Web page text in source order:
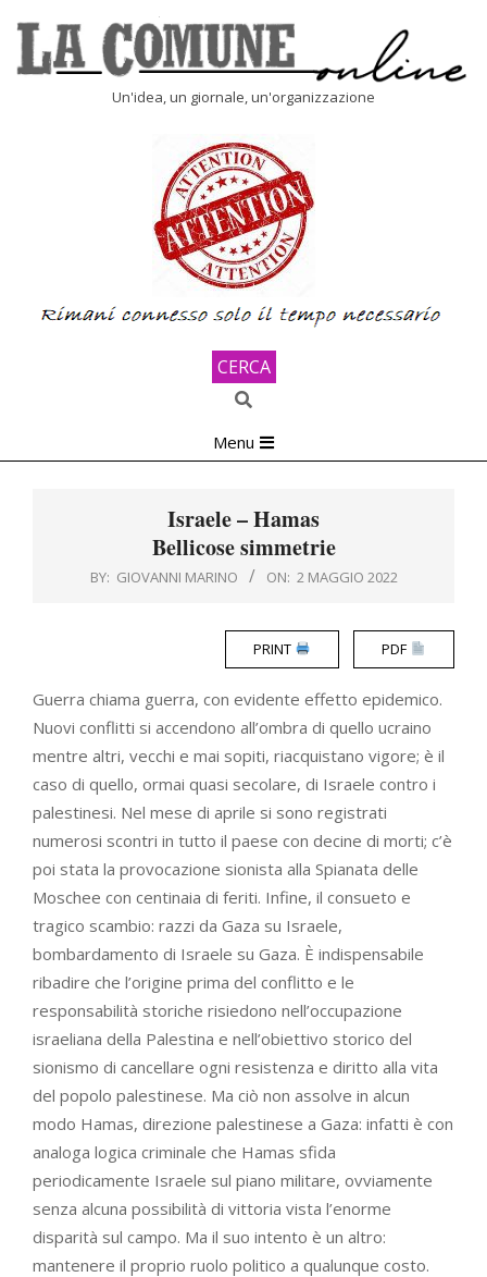
content
Un'idea, un giornale, un'organizzazione
CERCA
Search
Navigation
Menu
Israele – Hamas
Bellicose simmetrie
BY: GIOVANNI MARINO ON: 2 MAGGIO 2022
PRINT PDF
Guerra chiama guerra, con evidente effetto epidemico.
Nuovi conflitti si accendono all’ombra di quello ucraino
mentre altri, vecchi e mai sopiti, riacquistano vigore; è il
caso di quello, ormai quasi secolare, di Israele contro i
palestinesi. Nel mese di aprile si sono registrati
numerosi scontri in tutto il paese con decine di morti; c’è
poi stata la provocazione sionista alla Spianata delle
Moschee con centinaia di feriti. Infine, il consueto e
tragico scambio: razzi da Gaza su Israele,
bombardamento di Israele su Gaza. È indispensabile
ribadire che l’origine prima del conflitto e le
responsabilità storiche risiedono nell’occupazione
israeliana della Palestina e nell’obiettivo storico del
sionismo di cancellare ogni resistenza e diritto alla vita
del popolo palestinese. Ma ciò non assolve in alcun
modo Hamas, direzione palestinese a Gaza: infatti è con
analoga logica criminale che Hamas sfida
periodicamente Israele sul piano militare, ovviamente
senza alcuna possibilità di vittoria vista l’enorme
disparità sul campo. Ma il suo intento è un altro:
mantenere il proprio ruolo politico a qualunque costo.